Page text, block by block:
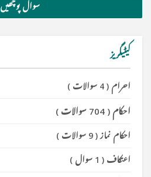
سوال پوچھیں
کیٹیگریز
احرام ( 4 سوالات )
احکام ( 704 سوالات )
احکام نماز( 9 سوالات )
اعتکاف ( 1 سوال )